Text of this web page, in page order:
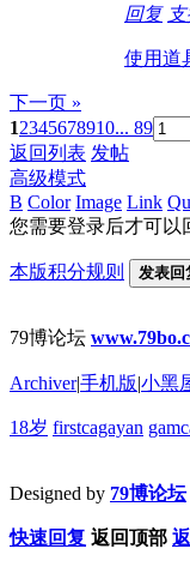
回复
使用道
下一页 »
12345678910... 89
返回列表 发帖
高级模式
B Color Image Link
您需要登录后才可以
本版积分规则 发表回
79博论坛
Archiver|手机版|小黑
18岁 firstcagayan
Designed by 79博论坛
快速回复 返回顶部